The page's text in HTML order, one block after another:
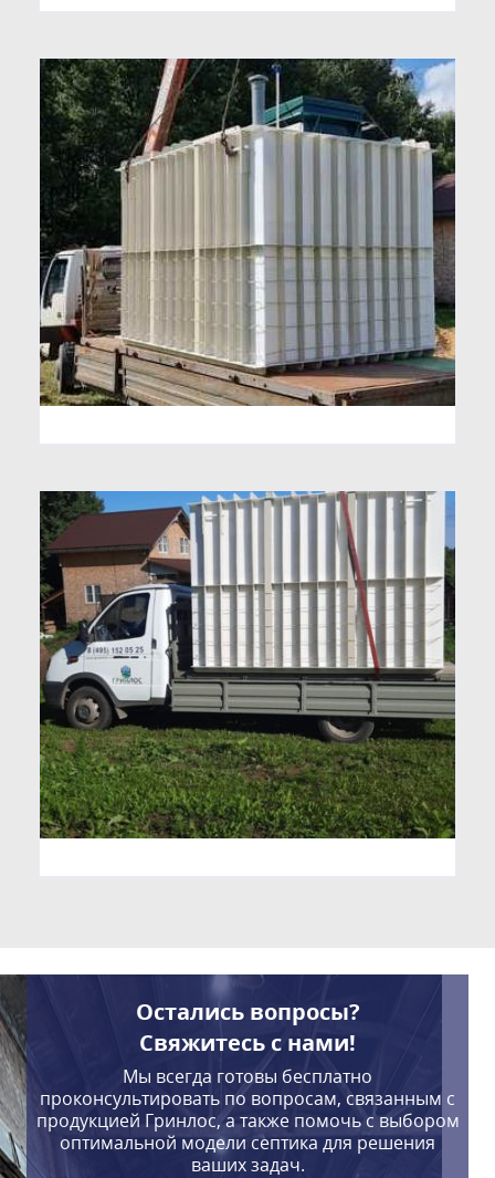
Остались вопросы?
Свяжитесь с нами!
Мы всегда готовы бесплатно
проконсультировать по вопросам, связанным с
продукцией Гринлос, а также помочь с выбором
оптимальной модели септика для решения
ваших задач.